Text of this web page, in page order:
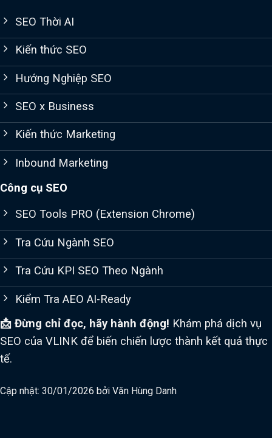
SEO Thời AI
Kiến thức SEO
Hướng Nghiệp SEO
SEO x Business
Kiến thức Marketing
Inbound Marketing
Công cụ SEO
SEO Tools PRO (Extension Chrome)
Tra Cứu Ngành SEO
Tra Cứu KPI SEO Theo Ngành
Kiểm Tra AEO AI-Ready
📩 Đừng chỉ đọc, hãy hành động! Khám phá dịch vụ
SEO của VLINK để biến chiến lược thành kết quả thực
tế.
Cập nhật: 30/01/2026 bởi Văn Hùng Danh